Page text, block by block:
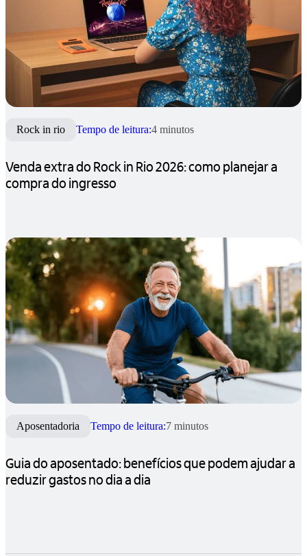
Rock in rio Tempo de leitura:4 minutos
Venda extra do Rock in Rio 2026: como planejar a
compra do ingresso
Aposentadoria Tempo de leitura:7 minutos
Guia do aposentado: benefícios que podem ajudar a
reduzir gastos no dia a dia